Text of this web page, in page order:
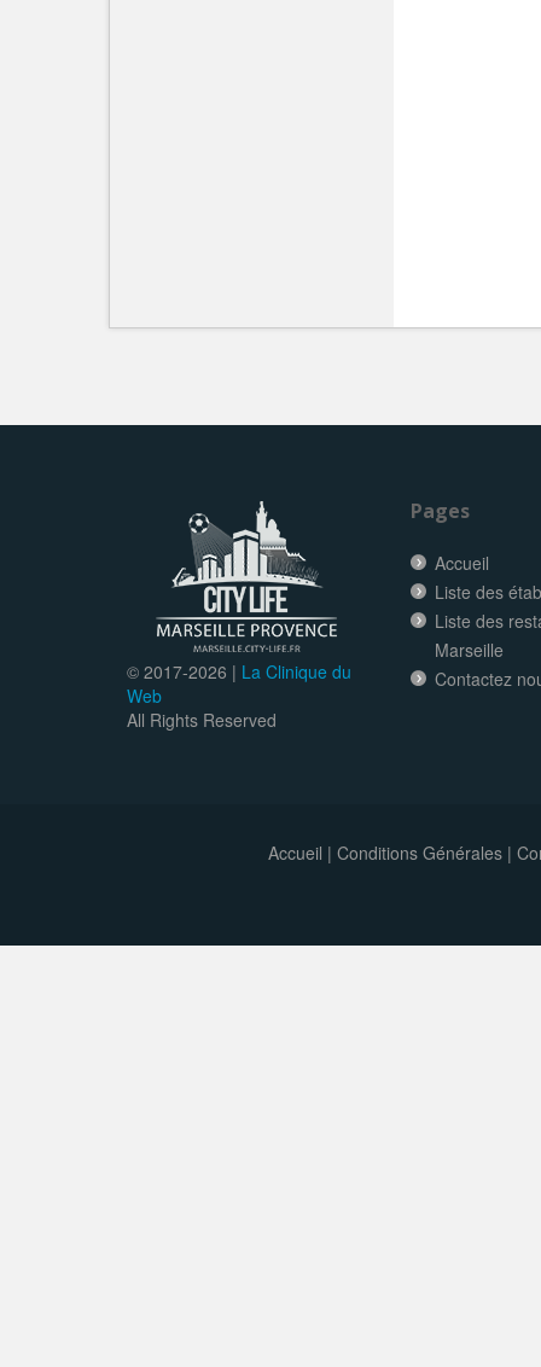
© 2017-2026 | La Clinique du
Web
All Rights Reserved
Pages
Accueil
Liste des
Liste des
Marseille
Contactez
Accueil | Conditions Générales|